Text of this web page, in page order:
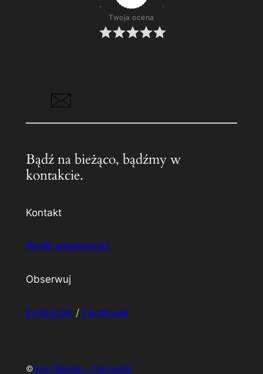
Twoja ocena
Bądź na bieżąco, bądźmy w
kontakcie.
Kontakt
Wyślij wiadomość
Obserwuj
Instagram / Facebook
©Piotr Miemiec – fotografie